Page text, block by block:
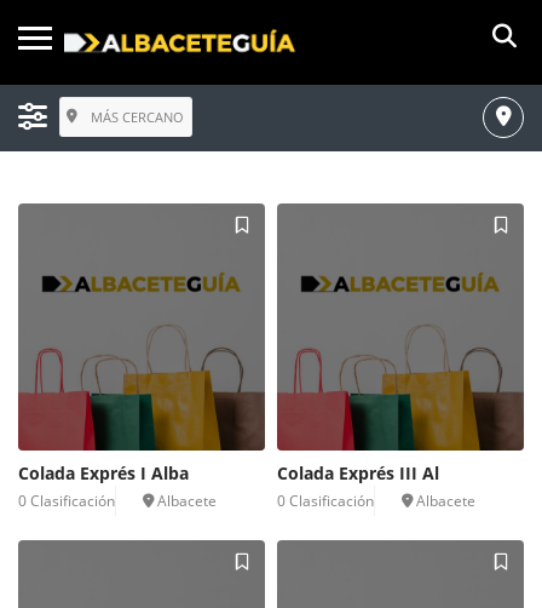
MÁS CERCANO
Colada Exprés I Alba
0 Clasificación Albacete
Colada Exprés III Al
0 Clasificación Albacete